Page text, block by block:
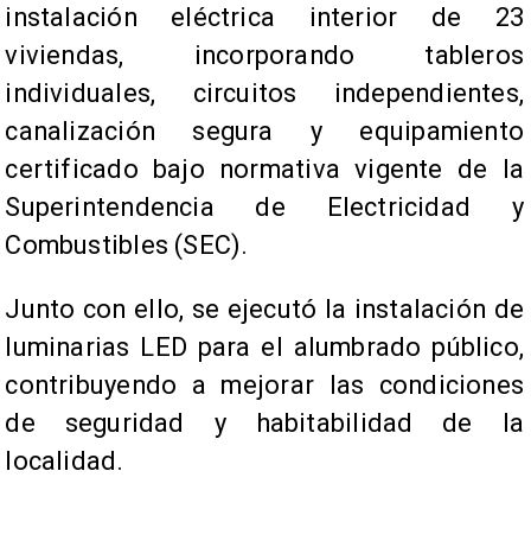
instalación eléctrica interior de 23
viviendas, incorporando tableros
individuales, circuitos independientes,
canalización segura y equipamiento
certificado bajo normativa vigente de la
Superintendencia de Electricidad y
Combustibles (SEC).
Junto con ello, se ejecutó la instalación de
luminarias LED para el alumbrado público,
contribuyendo a mejorar las condiciones
de seguridad y habitabilidad de la
localidad.